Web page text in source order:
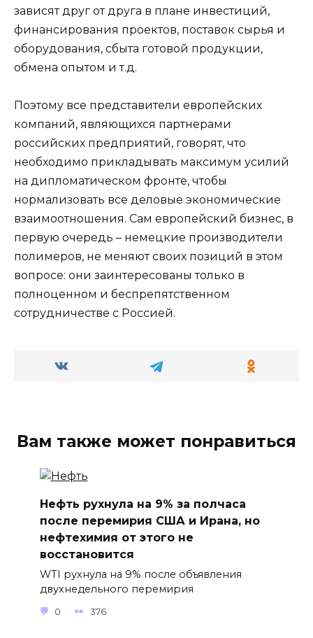
зависят друг от друга в плане инвестиций,
финансирования проектов, поставок сырья и
оборудования, сбыта готовой продукции,
обмена опытом и т.д.
Поэтому все представители европейских
компаний, являющихся партнерами
российских предприятий, говорят, что
необходимо прикладывать максимум усилий
на дипломатическом фронте, чтобы
нормализовать все деловые экономические
взаимоотношения. Сам европейский бизнес, в
первую очередь – немецкие производители
полимеров, не меняют своих позиций в этом
вопросе: они заинтересованы только в
полноценном и беспрепятственном
сотрудничестве с Россией.
Вам также может понравиться
Нефть рухнула на 9% за полчаса
после перемирия США и Ирана, но
нефтехимия от этого не
восстановится
WTI рухнула на 9% после объявления
двухнедельного перемирия
0 376